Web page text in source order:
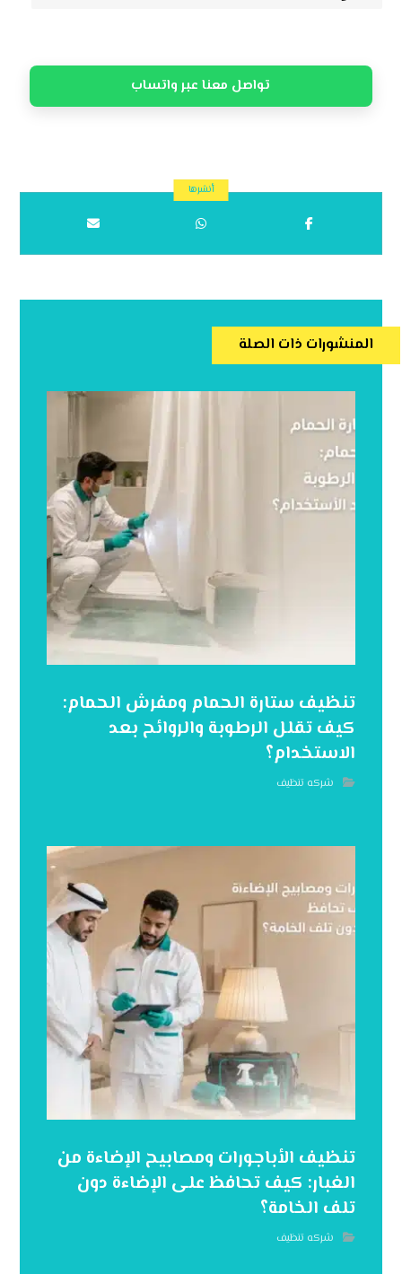
تواصل معنا عبر واتساب
المنشورات ذات الصلة
تنظيف ستارة الحمام ومفرش الحمام:
كيف تقلل الرطوبة والروائح بعد
الاستخدام؟
شركه تنظيف
تنظيف الأباجورات ومصابيح الإضاءة من
الغبار: كيف تحافظ على الإضاءة دون
تلف الخامة؟
شركه تنظيف